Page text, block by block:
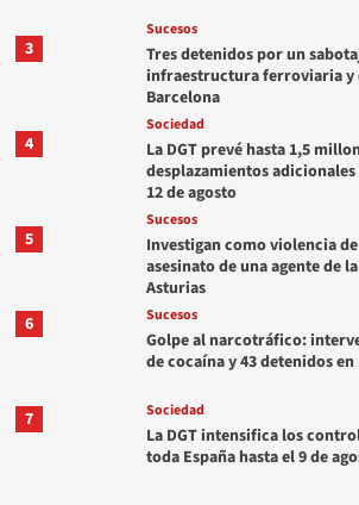
3
Sucesos
Tres detenidos por un
infraestructura ferroviaria y
Barcelona
4
Sociedad
La DGT prevé hasta 1,5
desplazamientos
12 de agosto
5
Sucesos
Investigan como violencia
asesinato de una agente de
Asturias
6
Sucesos
Golpe al narcotráfico:
de cocaína y 43 detenidos
7 Sociedad
La DGT intensifica los
toda España hasta el 9 de